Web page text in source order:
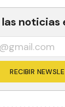
las noticias
RECIBIR